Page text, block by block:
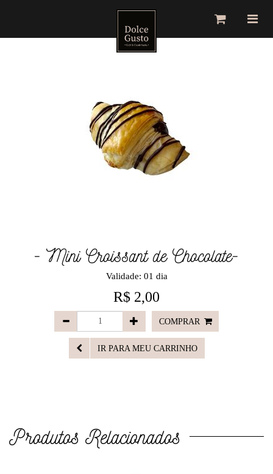
Toggle
navigation
- Mini Croissant de Chocolate-
Validade: 01 dia
R$ 2,00
COMPRAR
IR PARA MEU CARRINHO
Produtos Relacionados